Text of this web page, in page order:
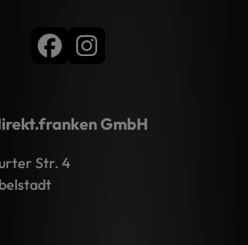
GmbH
Str. 4